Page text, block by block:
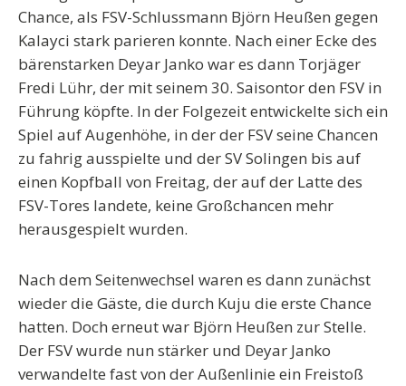
Chance, als FSV-Schlussmann Björn Heußen gegen
Kalayci stark parieren konnte. Nach einer Ecke des
bärenstarken Deyar Janko war es dann Torjäger
Fredi Lühr, der mit seinem 30. Saisontor den FSV in
Führung köpfte. In der Folgezeit entwickelte sich ein
Spiel auf Augenhöhe, in der der FSV seine Chancen
zu fahrig ausspielte und der SV Solingen bis auf
einen Kopfball von Freitag, der auf der Latte des
FSV-Tores landete, keine Großchancen mehr
herausgespielt wurden.
Nach dem Seitenwechsel waren es dann zunächst
wieder die Gäste, die durch Kuju die erste Chance
hatten. Doch erneut war Björn Heußen zur Stelle.
Der FSV wurde nun stärker und Deyar Janko
verwandelte fast von der Außenlinie ein Freistoß